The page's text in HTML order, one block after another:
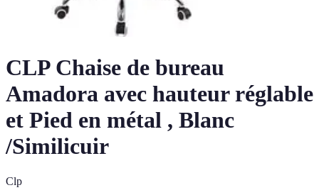
CLP Chaise de bureau
Amadora avec hauteur réglable
et Pied en métal , Blanc
/Similicuir
Clp